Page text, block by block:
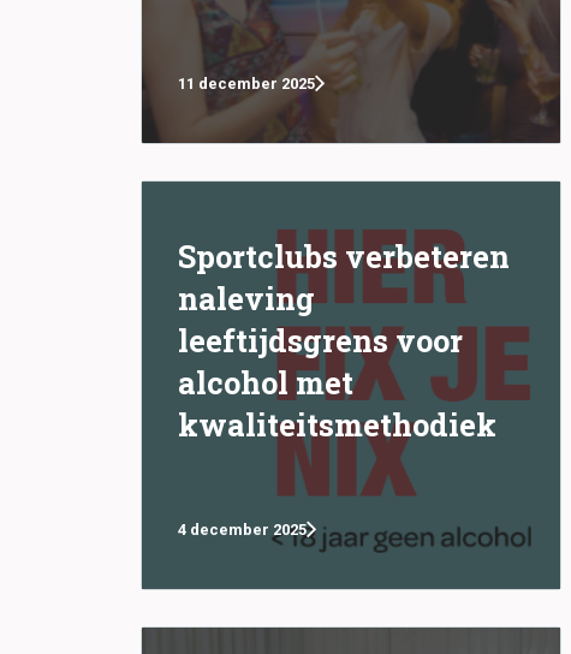
11 december 2025
Sportclubs verbeteren
naleving
leeftijdsgrens voor
alcohol met
kwaliteitsmethodiek
4 december 2025